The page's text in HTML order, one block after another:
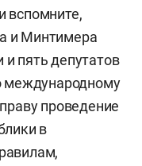
вспомните,
и Минтимера
пять депутатов
международному
проведение
в